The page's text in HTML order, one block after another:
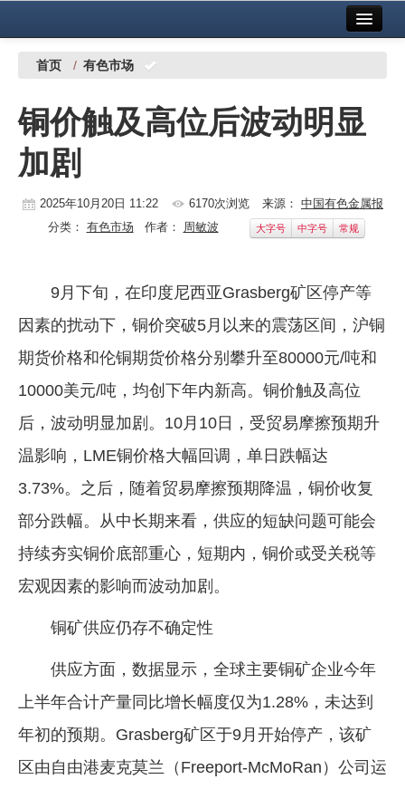
中国有色金属报社主办 广告服务
铜镍铅锌
铝
稀有稀土
镁钛
地矿 建设
党建工作
企业文化
《资源再生》杂志
数字报
首页 / 有色市场
铜价触及高位后波动明显
加剧
2025年10月20日 11:22 6170次浏览 来源： 中国有色金属报
分类： 有色市场 作者： 周敏波 大字号 中字号 常规
9月下旬，在印度尼西亚Grasberg矿区停产等
因素的扰动下，铜价突破5月以来的震荡区间，沪铜
期货价格和伦铜期货价格分别攀升至80000元/吨和
10000美元/吨，均创下年内新高。铜价触及高位
后，波动明显加剧。10月10日，受贸易摩擦预期升
温影响，LME铜价格大幅回调，单日跌幅达
3.73%。之后，随着贸易摩擦预期降温，铜价收复
部分跌幅。从中长期来看，供应的短缺问题可能会
持续夯实铜价底部重心，短期内，铜价或受关税等
宏观因素的影响而波动加剧。
铜矿供应仍存不确定性
供应方面，数据显示，全球主要铜矿企业今年
上半年合计产量同比增长幅度仅为1.28%，未达到
年初的预期。Grasberg矿区于9月开始停产，该矿
区由自由港麦克莫兰（Freeport-McMoRan）公司运